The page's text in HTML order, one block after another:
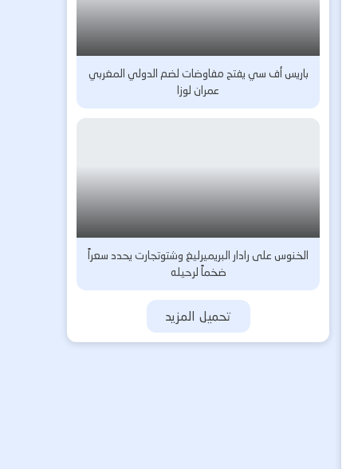
باريس أف سي يفتح مفاوضات لضم الدولي المغربي
عمران لوزا
الخنوس على رادار البريميرليغ وشتوتجارت يحدد سعراً
ضخماً لرحيله
تحميل المزيد